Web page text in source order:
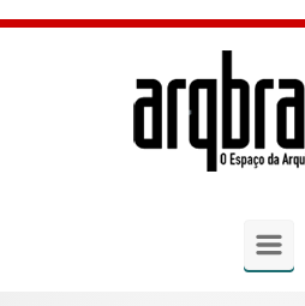
Skip to main content